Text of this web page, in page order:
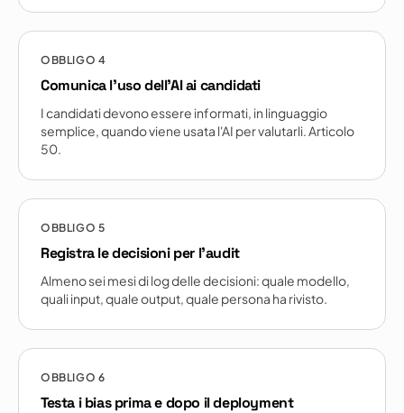
OBBLIGO 4
Comunica l'uso dell'AI ai candidati
I candidati devono essere informati, in linguaggio
semplice, quando viene usata l'AI per valutarli. Articolo
50.
OBBLIGO 5
Registra le decisioni per l'audit
Almeno sei mesi di log delle decisioni: quale modello,
quali input, quale output, quale persona ha rivisto.
OBBLIGO 6
Testa i bias prima e dopo il deployment